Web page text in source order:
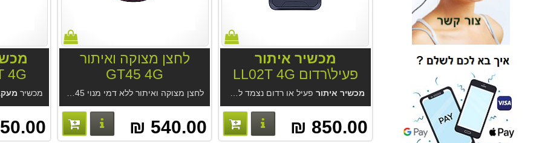
מכשיר איתור
פעיל\רדום LL02T 4G
מכשיר איתור פעיל או רדום נצמד לרכב ונגררים LL02T 4G . מיועד למעקב צמוד בזמן אמת או כמכשיר רדום לשנתיים. העברה ממצב רדום לפעיל דרך האפליקציה. לא מגושם נוח להצמדה. אטום למים. בשילוב מערכת האיתור GPS Trace של Gurtam הגדולה בעולם.
850.00 ₪ פרטים נוספים
לחצן מצוקה ואיתור
GT45 4G
לחצן מצוקה ואיתור ללא דמי מנוי GT45. אפליקציה נוחה בעברית לאיתור והתראות. נשיאה כתליון או בכיס או צמוד למפתחות. איתור בבית ובחוץ.
540.00 ₪ פרטים נוספים
מכשיר
₪